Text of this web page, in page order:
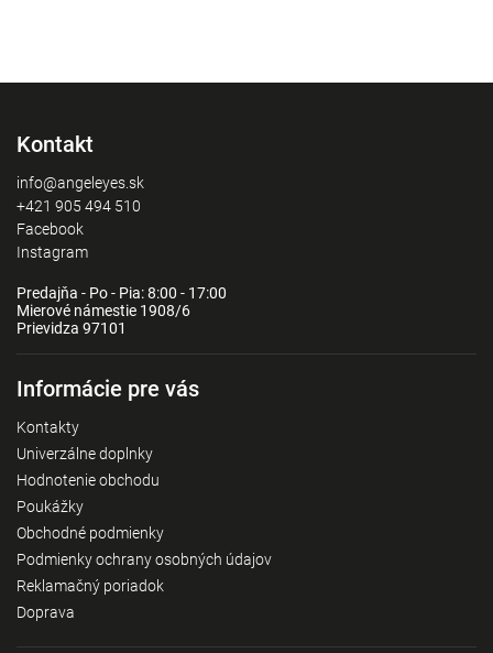
Kontakt
info@angeleyes.sk
+421 905 494 510
Facebook
Instagram
Predajňa - Po - Pia: 8:00 - 17:00
Mierové námestie 1908/6
Prievidza 97101
Informácie pre vás
Kontakty
Univerzálne doplnky
Hodnotenie obchodu
Poukážky
Obchodné podmienky
Podmienky ochrany osobných údajov
Reklamačný poriadok
Doprava